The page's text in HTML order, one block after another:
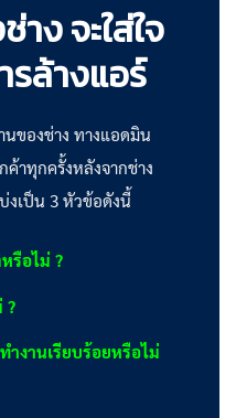
ง จะใส่ใจ
ล้างแอร์
นของช่าง ทางแอดมิน
าทุกครั้งหลังจากช่าง
งเป็น 3 หัวข้อดังนี้
รือไม่ ?
?
ำงานเรียบร้อยหรือไม่